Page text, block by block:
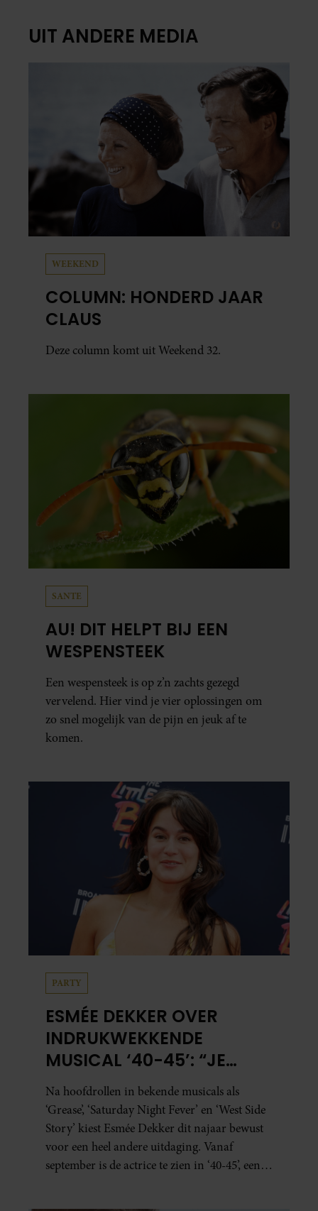
UIT ANDERE MEDIA
WEEKEND
COLUMN: HONDERD JAAR
CLAUS
Deze column komt uit Weekend 32.
SANTE
AU! DIT HELPT BIJ EEN
WESPENSTEEK
Een wespensteek is op z’n zachts gezegd
vervelend. Hier vind je vier oplossingen om
zo snel mogelijk van de pijn en jeuk af te
komen.
PARTY
ESMÉE DEKKER OVER
INDRUKWEKKENDE
MUSICAL ‘40-45’: “JE
BESEFT INEENS HOE
KOSTBAAR VRIJHEID IS”
Na hoofdrollen in bekende musicals als
‘Grease’, ‘Saturday Night Fever’ en ‘West Side
Story’ kiest Esmée Dekker dit najaar bewust
voor een heel andere uitdaging. Vanaf
september is de actrice te zien in ‘40-45’, een